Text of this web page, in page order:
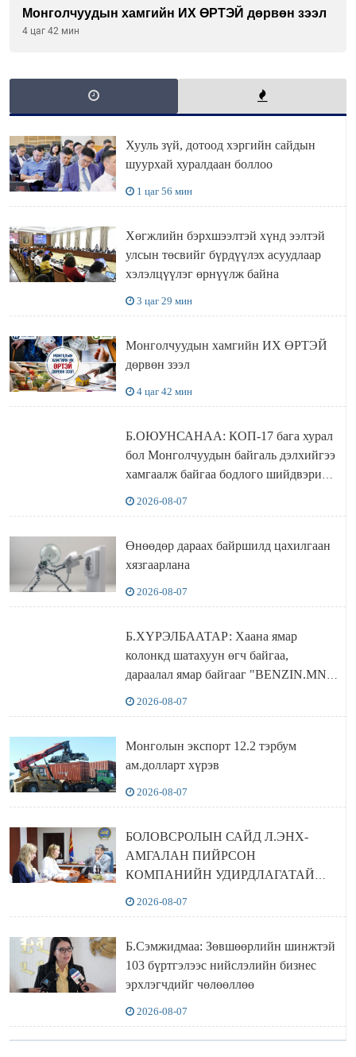
Монголчуудын хамгийн ИХ ӨРТЭЙ дөрвөн зээл
4 цаг 42 мин
Хууль зүй, дотоод хэргийн сайдын
шуурхай хуралдаан боллоо
1 цаг 56 мин
Хөгжлийн бэрхшээлтэй хүнд ээлтэй
улсын төсвийг бүрдүүлэх асуудлаар
хэлэлцүүлэг өрнүүлж байна
3 цаг 29 мин
Монголчуудын хамгийн ИХ ӨРТЭЙ
дөрвөн зээл
4 цаг 42 мин
Б.ОЮУНСАНАА: КОП-17 бага хурал
бол Монголчуудын байгаль дэлхийгээ
хамгаалж байгаа бодлого шийдвэрийг
2026-08-07
Өнөөдөр дараах байршилд цахилгаан
хязгаарлана
2026-08-07
Б.ХҮРЭЛБААТАР: Хаана ямар
колонкд шатахуун өгч байгаа,
дараалал ямар байгааг "BENZIN.MN”
2026-08-07
Монголын экспорт 12.2 тэрбум
ам.долларт хүрэв
2026-08-07
БОЛОВСРОЛЫН САЙД Л.ЭНХ-
АМГАЛАН ПИЙРСОН
КОМПАНИЙН УДИРДЛАГАТАЙ
2026-08-07
Б.Сэмжидмаа: Зөвшөөрлийн шинжтэй
103 бүртгэлээс нийслэлийн бизнес
эрхлэгчдийг чөлөөллөө
2026-08-07